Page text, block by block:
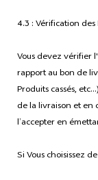
4.3 : Vérification
Vous devez vérifier
rapport au bon de
Produits cassés,
de la livraison et en
l’accepter en
Si Vous choisissez